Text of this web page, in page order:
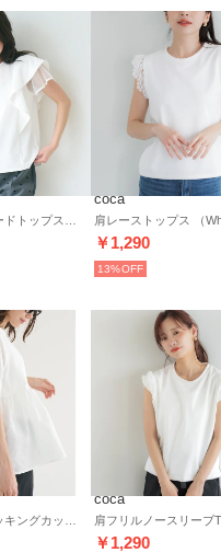
coca
肩レーストップス （
￥1,290
13%
coca
￥1,290